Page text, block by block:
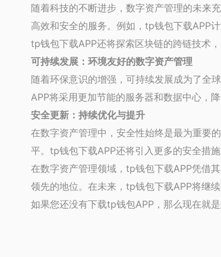
随着科技的不断进步，数字资产管理的未来
高效和安全的服务。例如，tp钱包下载APP
tp钱包下载APP还将探索区块链的跨链技术
可持续发展：环境友好的数字资产管理
随着环保意识的增强，可持续发展成为了全
APP将采用更加节能的服务器和数据中心，
安全更新：持续优化与提升
在数字资产管理中，安全性始终是最为重要
平。tp钱包下载APP还将引入更多的安全措
在数字资产管理领域，tp钱包下载APP凭借
领先的地位。在未来，tp钱包下载APP将继
如果您还没有下载tp钱包APP，那么现在就